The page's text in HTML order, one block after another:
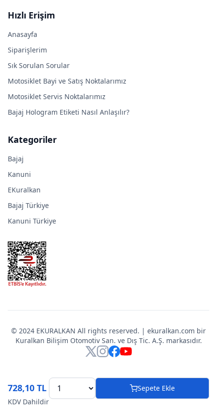
728,10 TL
KDV Dahildir
Sepete Ekle
Hızlı Erişim
Anasayfa
Siparişlerim
Sık Sorulan Sorular
Motosiklet Bayi ve Satış Noktalarımız
Motosiklet Servis Noktalarımız
Bajaj Hologram Etiketi Nasıl Anlaşılır?
Kategoriler
Bajaj
Kanuni
EKuralkan
Bajaj Türkiye
Kanuni Türkiye
© 2024 EKURALKAN All rights reserved. | ekuralkan.com bir
Kuralkan Bilişim Otomotiv San. ve Dış Tic. A.Ş. markasıdır.